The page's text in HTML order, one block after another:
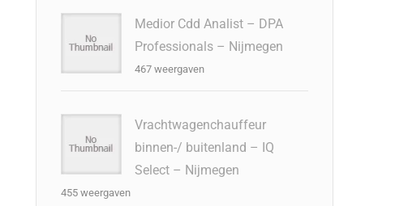
Medior Cdd Analist – DPA
Professionals – Nijmegen
467 weergaven
Vrachtwagenchauffeur
binnen-/ buitenland – IQ
Select – Nijmegen
455 weergaven